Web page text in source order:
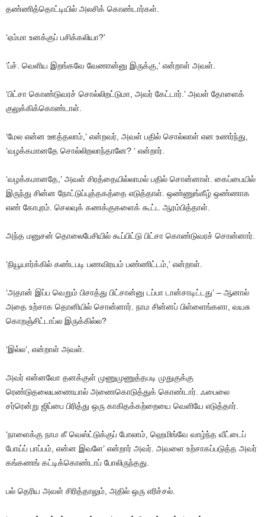
தண்ணித்தொட்டியில் அலசிக் கொண்டார்கள்
‘ஏம்மா உனக்குப் பசிக்கலியா?’
‘ப்ச் வெளிய இறங்கவே வேணான்னு இருக்கு ,’ என்றாள் அவள்
‘பிட்சா கொண்டுவரச் சொல்லிறட்டுமா அவர் கேட்டார் .’ அவள் தோளைக்
குலுக்கிக்கொண்டாள்
‘மேல என்ன ஊத்தலாம் ,’ என்றவர் அவள் பதில் சொல்லாள் என உணர்ந்து
‘வழக்கமானதே சொல்லிறலாந்தானே? ‘ என்றார்
‘வழக்கமானதே ,’ அவள் சிரத்தையில்லாமல் பதில் சொன்னாள் கைப்பையில்
இருந்து சின்ன நோட்டுப்புத்தகத்தை எடுத்தாள் ஒண்ணுங்கீழ் ஒண்ணாக
எண் கோபுரம் செலவுக் கணக்குகளைக் கூட்ட ஆரம்பித்தாள்
அந்த மனுசன் தொலைபேசியில் கூப்பிட்டு பிட்சா கொண்டுவரச் சொன்னார்
‘நியூயார்க்கில் கண்டபடி பணவிரயம் பண்ணிட்டம் ,’ என்றாள்
‘அதான் இப்ப வெறும் பிசாத்து பிட்சான்னு டப்பா டான்சாடிட்டது’ – ஆனால்
அதை உற்சாக தொனியில் சொன்னார் நாம சின்னப் பிள்ளைங்களா வயசு
கொறஞ்சிட்டாப்ல இருக்கில்ல?
‘இல்ல’ என்றாள் அவள்
அவர் என்னவோ தனக்குள் முணுமுணுத்தபடி முதுகுக்கு
ரெண்டுதலையணையால் அணைகொடுத்துக் கொண்டார் ஃபைலை
சர்ரென்று ஜிப்பை பிரித்து ஒரு காகிதக்கற்றையை வெளியே எடுத்தார்
‘நாளைக்கு நாம கீ வெஸ்ட்டுக்குப் போலாம் ஹெமிங்வே வாழ்ந்த வீட்டைப்
போய்ப் பாப்பம் என்ன இவளே’ என்றார் அவர் அவளை உற்சாகப்படுத்த அவர்
கங்கணங் கட்டிக்கொண்டாப் போலிருந்தது
பல் தெரிய அவள் சிரித்தாலும் அதில் ஒரு எரிச்சல்